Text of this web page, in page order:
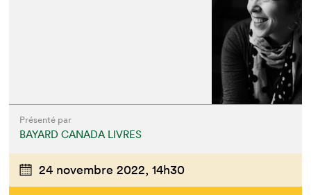
Présenté par
BAYARD CANADA LIVRES
24 novembre 2022, 14h30